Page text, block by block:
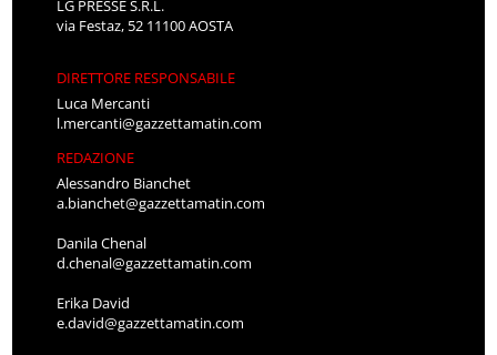
LG PRESSE S.R.L.
via Festaz, 52 11100 AOSTA
DIRETTORE RESPONSABILE
Luca Mercanti
l.mercanti@gazzettamatin.com
REDAZIONE
Alessandro Bianchet
a.bianchet@gazzettamatin.com
Danila Chenal
d.chenal@gazzettamatin.com
Erika David
e.david@gazzettamatin.com